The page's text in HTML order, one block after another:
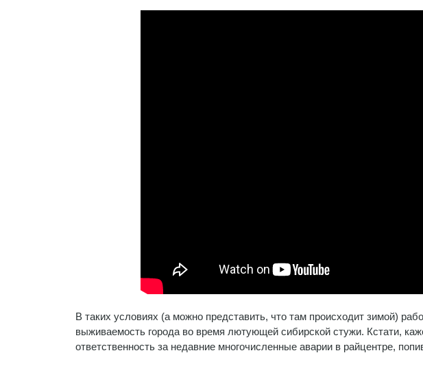
В таких условиях (а можно представить, что там происходит зимой)
выживаемость города во время лютующей сибирской стужи. Кстати,
ответственность за недавние многочисленные аварии в райцентре,